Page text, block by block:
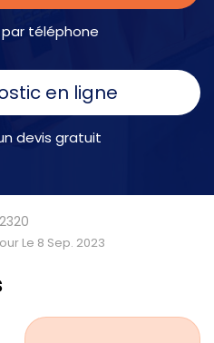
par téléphone
en ligne
devis gratuit
Le 8 Sep. 2023